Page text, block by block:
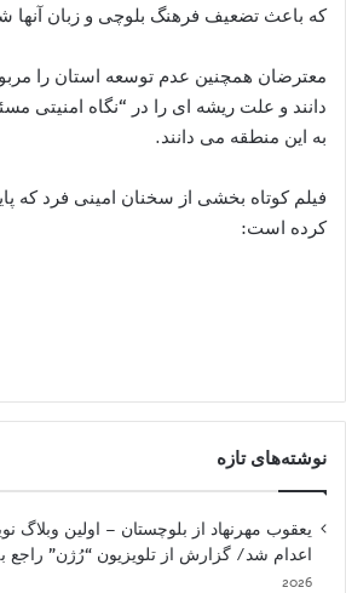
که باعث تضعیف فرهنگ بلوچی و زبان
معترضان همچنین عدم توسعه استان را
دانند و علت ریشه ای را در “نگاه امنیتی
به این منطقه می دانند.
فیلم کوتاه بخشی از سخنان امینی فرد که
کرده است:
نوشته‌های تازه
یعقوب مهرنهاد از بلوچستان – اولین وبلاگ
اعدام شد/ گزارش از تلویزیون “رُژن” راجع
2026